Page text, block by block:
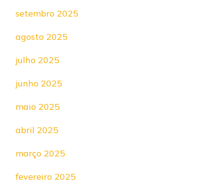
setembro 2025
agosto 2025
julho 2025
junho 2025
maio 2025
abril 2025
março 2025
fevereiro 2025